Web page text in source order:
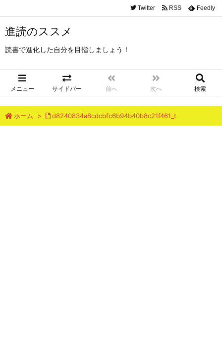
進読のススメ
読書で進化した自分を目指しましょう！
メニュー サイドバー 前へ 次へ 検索
Twitter RSS Feedly
ホーム > d8240834a8cdcbfc6b94b40b8c21f461_t